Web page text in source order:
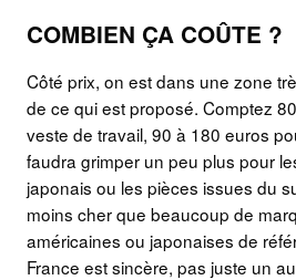
COMBIEN ÇA COÛTE ?
Côté prix, on est dans une zone
de ce qui est proposé. Comptez
veste de travail, 90 à 180 euros
faudra grimper un peu plus pour
japonais ou les pièces issues du
moins cher que beaucoup de
américaines ou japonaises de
France est sincère, pas juste un